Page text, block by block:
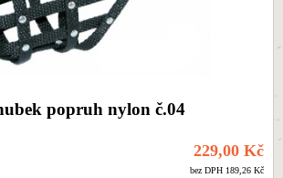
popruh nylon č.04
229,00 Kč
bez DPH 189,26 Kč